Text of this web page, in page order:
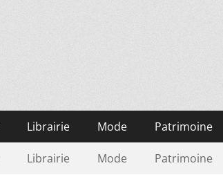
Librairie Mode Patrimoine
Librairie Mode Patrimoine